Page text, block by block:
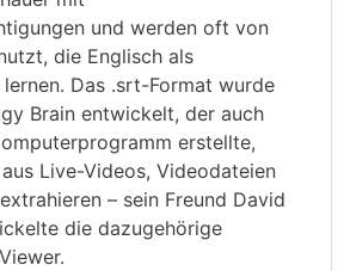
und werden oft von
die Englisch als
Das .srt-Format wurde
Brain entwickelt, der auch
erstellte,
Live-Videos, Videodateien
– sein Freund David
die dazugehörige